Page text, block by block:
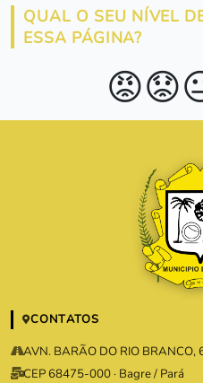
QUAL O SEU NÍVEL
ESSA PÁGINA?
😡😟
CONTATOS
AVN. BARÃO DO RIO
CEP 68475-000 · Bagre / Pará